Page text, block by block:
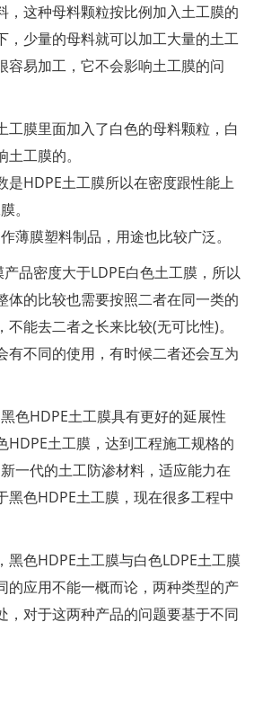
，这种母料颗粒按比例加入土工膜的
，少量的母料就可以加工大量的土工
容易加工，它不会影响土工膜的问
工膜里面加入了白色的母料颗粒，白
工膜的。
是HDPE土工膜所以在密度跟性能上
。
薄膜塑料制品，用途也比较广泛。
品密度大于LDPE白色土工膜，所以
体的比较也需要按照二者在同一类的
能去二者之长来比较(无可比性)。
有不同的使用，有时候二者还会互为
色HDPE土工膜具有更好的延展性
HDPE土工膜，达到工程施工规格的
一代的土工防渗材料，适应能力在
黑色HDPE土工膜，现在很多工程中
黑色HDPE土工膜与白色LDPE土工膜
的应用不能一概而论，两种类型的产
，对于这两种产品的问题要基于不同